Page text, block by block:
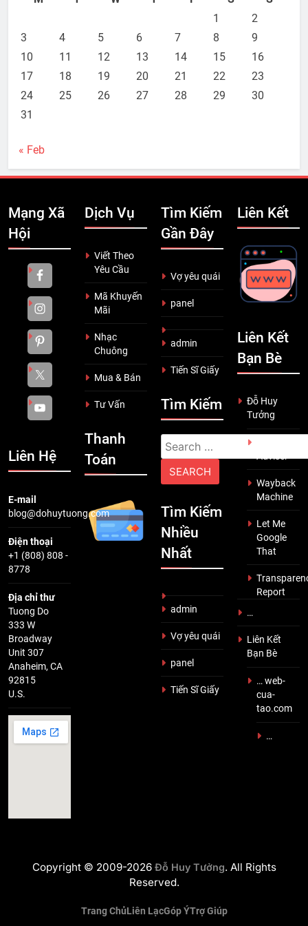
1
2
3
4 5 6 7 8
9
10
11 12 13 14 15
16
17
18 19 20 21 22
23
24
25 26 27 28 29
30
31
« Feb
Mạng Xã
Hội
Liên Hệ
E-mail
blog@dohuytuong.com
Điện thoại
+1 (808) 808 -
8778
Địa chỉ thư
Tuong Do
333 W
Broadway
Unit 307
Anaheim, CA
92815
U.S.
Dịch Vụ
Viết Theo
Yêu Cầu
Mã Khuyến
Mãi
Nhạc
Chuông
Mua & Bán
Tư Vấn
Thanh
Toán
Tìm Kiếm
Gần Đây
Vợ yêu quái
panel
admin
Tiến Sĩ Giấy
Tìm Kiếm
Search
for:
Tìm Kiếm
Nhiều
Nhất
admin
Vợ yêu quái
panel
Tiến Sĩ Giấy
Liên Kết
Liên Kết
Bạn Bè
Đỗ Huy
Tưởng
Adviser
Wayback
Machine
Let Me
Google
That
Report
…
Liên Kết
Bạn Bè
… web-
cua-
tao.com
…
Copyright © 2009-2026 Đỗ Huy Tưởng. All Rights
Reserved.
Trang ChủLiên LạcGóp ÝTrợ Giúp